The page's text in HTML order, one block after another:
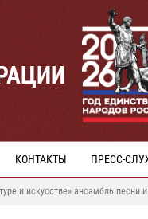
КОНТАКТЫ ПРЕСС-
и искусстве» ансамбль песни